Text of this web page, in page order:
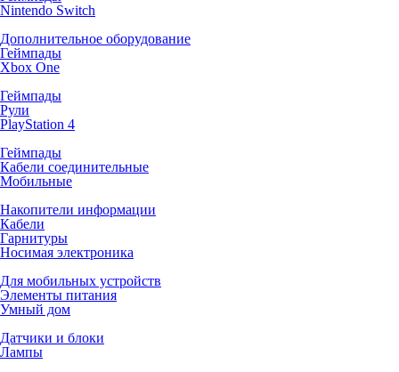
Nintendo Switch
Дополнительное оборудование
Геймпады
Xbox One
Геймпады
Рули
PlayStation 4
Геймпады
Кабели соединительные
Мобильные
Накопители информации
Кабели
Гарнитуры
Носимая электроника
Для мобильных устройств
Элементы питания
Умный дом
Датчики и блоки
Лампы